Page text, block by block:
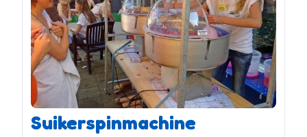
Suikerspinmachine